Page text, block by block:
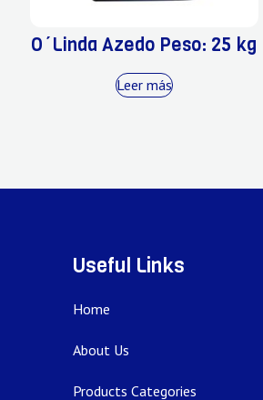
O´Linda Azedo Peso: 25 kg
Leer más
Useful Links
Home
About Us
Products Categories